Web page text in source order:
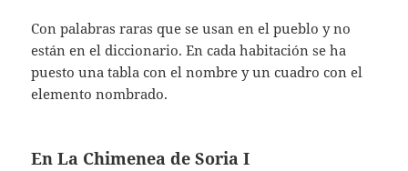
Con palabras raras que se usan en el pueblo y no
están en el diccionario. En cada habitación se ha
puesto una tabla con el nombre y un cuadro con el
elemento nombrado.
En La Chimenea de Soria I